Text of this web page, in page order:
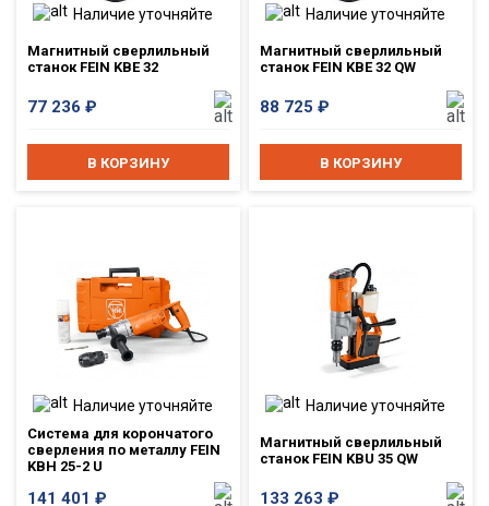
Наличие уточняйте
Магнитный сверлильный
станок FEIN KBE 32
77 236 ₽
В КОРЗИНУ
Наличие уточняйте
Магнитный сверлильный
станок FEIN KBE 32 QW
88 725₽
В КОРЗИНУ
Наличие уточняйте
Система для корончатого
сверления по металлу FEIN
KBH 25-2 U
141 401 ₽
Наличие уточняйте
Магнитный сверлильный
станок FEIN KBU 35 QW
133 263₽